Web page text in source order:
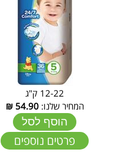
12-22 ק"ג
המחיר שלנו:54.90
₪
הוסף לסל
פרטים נוספים